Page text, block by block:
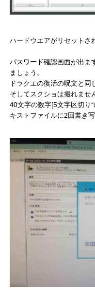
ハードウエアがリセットさ
パスワード確認画面が出ま
ましょう。
ドラクエの復活の呪文と同
そしてスクショは撮れませ
40文字の数字[5文字区切り
キストファイルに2回書き